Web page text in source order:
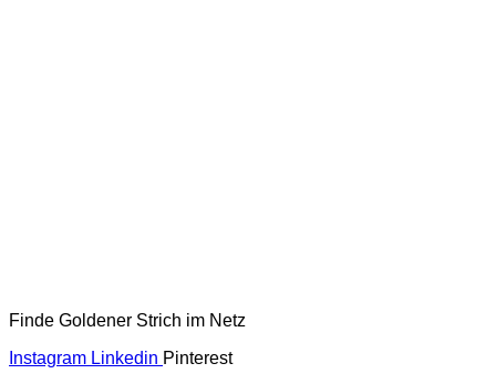
Finde Goldener Strich im Netz
Instagram Linkedin Pinterest